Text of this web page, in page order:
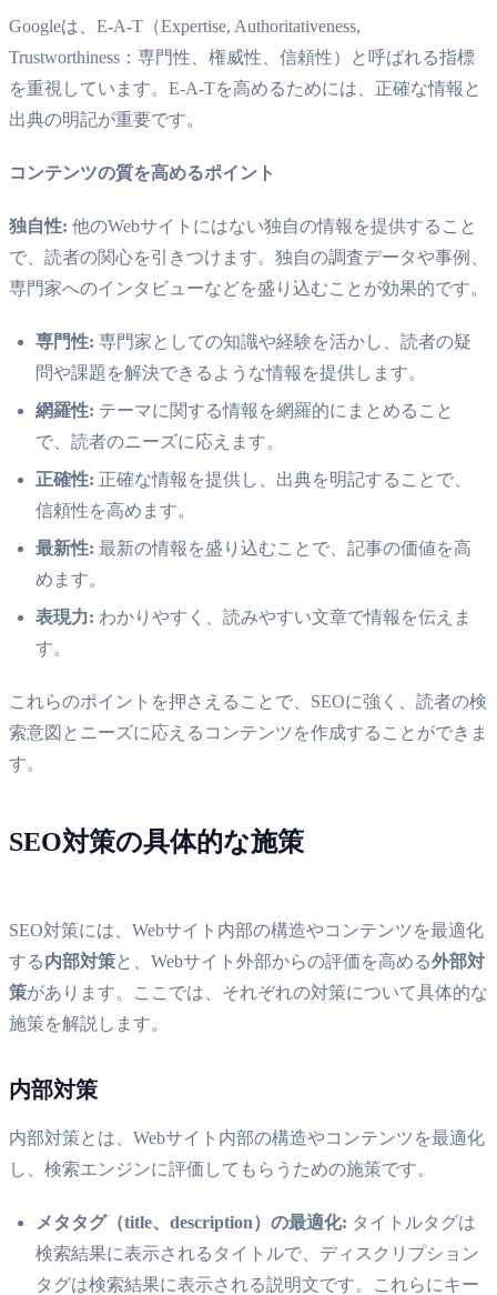
Googleは、E-A-T（Expertise, Authoritativeness,
Trustworthiness：専門性、権威性、信頼性）と呼ばれる指標
を重視しています。E-A-Tを高めるためには、正確な情報と
出典の明記が重要です。
コンテンツの質を高めるポイント
独自性: 他のWebサイトにはない独自の情報を提供すること
で、読者の関心を引きつけます。独自の調査データや事例、
専門家へのインタビューなどを盛り込むことが効果的です。
専門性: 専門家としての知識や経験を活かし、読者の疑
問や課題を解決できるような情報を提供します。
網羅性: テーマに関する情報を網羅的にまとめること
で、読者のニーズに応えます。
正確性: 正確な情報を提供し、出典を明記することで、
信頼性を高めます。
最新性: 最新の情報を盛り込むことで、記事の価値を高
めます。
表現力: わかりやすく、読みやすい文章で情報を伝えま
す。
これらのポイントを押さえることで、SEOに強く、読者の検
索意図とニーズに応えるコンテンツを作成することができま
す。
SEO対策の具体的な施策
SEO対策には、Webサイト内部の構造やコンテンツを最適化
する内部対策と、Webサイト外部からの評価を高める外部対
策があります。ここでは、それぞれの対策について具体的な
施策を解説します。
内部対策
内部対策とは、Webサイト内部の構造やコンテンツを最適化
し、検索エンジンに評価してもらうための施策です。
メタタグ（title、description）の最適化: タイトルタグは
検索結果に表示されるタイトルで、ディスクリプション
タグは検索結果に表示される説明文です。これらにキー